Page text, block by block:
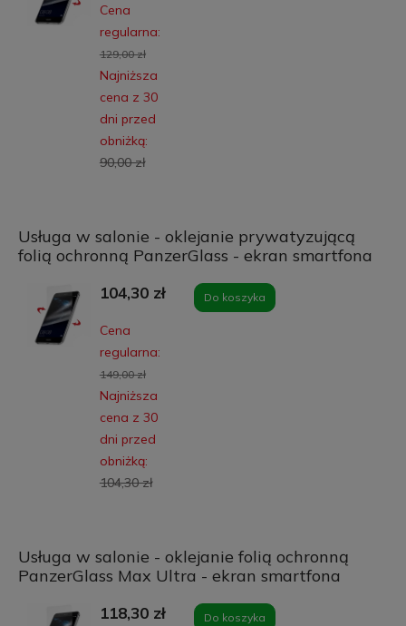
Cena
regularna:
129,00 zł
Najniższa
cena z 30
dni przed
obniżką:
90,00 zł
Usługa w salonie - oklejanie prywatyzującą
folią ochronną PanzerGlass - ekran smartfona
104,30 zł
Cena
regularna:
149,00 zł
Najniższa
cena z 30
dni przed
obniżką:
104,30 zł
Do koszyka
Usługa w salonie - oklejanie folią ochronną
PanzerGlass Max Ultra - ekran smartfona
118,30 zł Do koszyka